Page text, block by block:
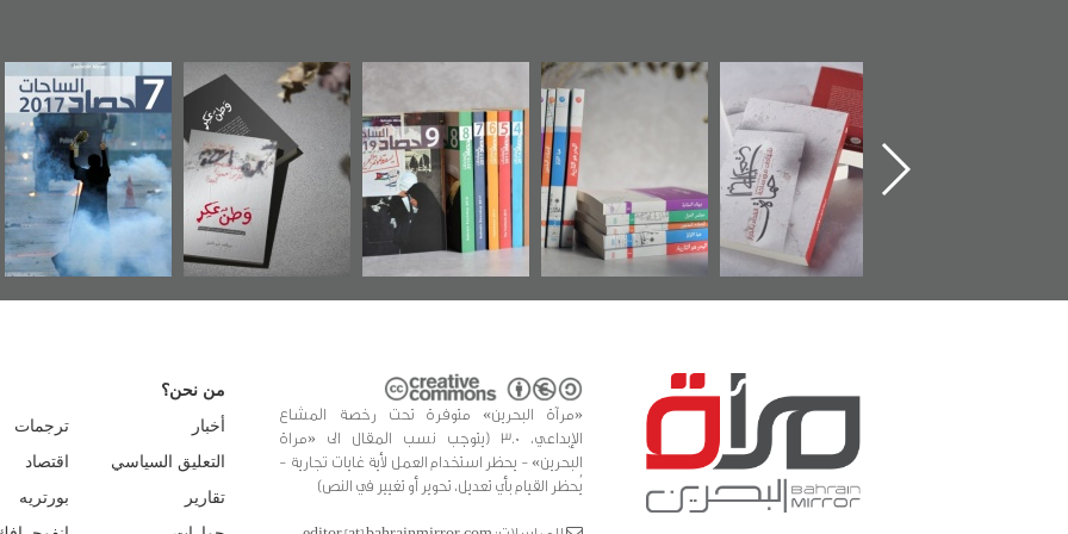
"حماة الباب الأخير":
الإصدار الأول عن
اعتصام الدراز
وأحداث ساحة
الفداء لمركز أوال
للدراسات والتوثيق
تصنيف موضوعي
للوثائق البريطانية
يقدمه «مركز أوال»
كتب
"مرآة البحرين"
تصدر حصاد
الساحات 2019
«وطن عكر» رواية
جديدة لمعتقل
عسكري تصدر عن
«مرآة البحرين»
حصاد 2017
«مرآة البحرين» متوفرة تحت رخصة المشاع
الإبداعي، 3.0 (يتوجب نسب المقال الى «مراة
البحرين» - يحظر استخدام العمل لأية غايات تجارية -
يُحظر القيام بأي تعديل، تحوير أو تغيير في النص)
من نحن؟
أخبار
التعليق السياسي
تقارير
ترجمات
اقتصاد
بورتريه